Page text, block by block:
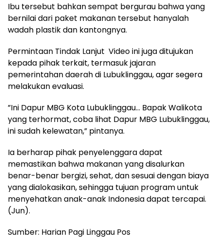
​Ibu tersebut bahkan sempat bergurau bahwa yang
bernilai dari paket makanan tersebut hanyalah
wadah plastik dan kantongnya.
Permintaan Tindak Lanjut Video ini juga ditujukan
kepada pihak terkait, termasuk jajaran
pemerintahan daerah di Lubuklinggau, agar segera
melakukan evaluasi.
​”Ini Dapur MBG Kota Lubuklinggau… Bapak Walikota
yang terhormat, coba lihat Dapur MBG Lubuklinggau,
ini sudah kelewatan,” pintanya.
​Ia berharap pihak penyelenggara dapat
memastikan bahwa makanan yang disalurkan
benar-benar bergizi, sehat, dan sesuai dengan biaya
yang dialokasikan, sehingga tujuan program untuk
menyehatkan anak-anak Indonesia dapat tercapai.
(Jun).
Sumber: Harian Pagi Linggau Pos